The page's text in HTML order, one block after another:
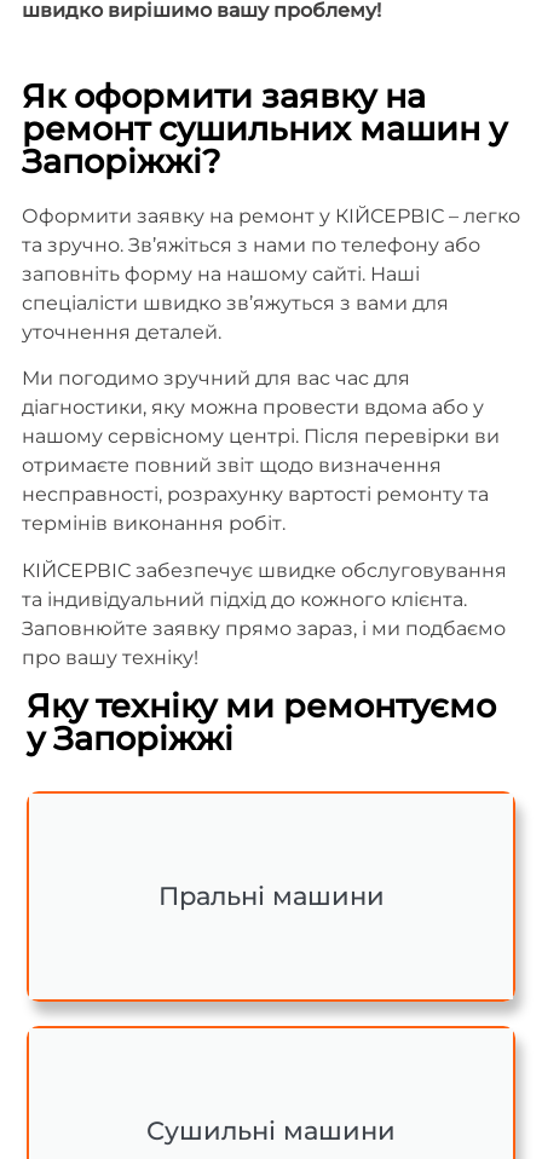
швидко вирішимо вашу проблему!
Як оформити заявку на
ремонт сушильних машин у
Запоріжжі?
Оформити заявку на ремонт у КІЙСЕРВІС – легко
та зручно. Зв’яжіться з нами по телефону або
заповніть форму на нашому сайті. Наші
спеціалісти швидко зв’яжуться з вами для
уточнення деталей.
Ми погодимо зручний для вас час для
діагностики, яку можна провести вдома або у
нашому сервісному центрі. Після перевірки ви
отримаєте повний звіт щодо визначення
несправності, розрахунку вартості ремонту та
термінів виконання робіт.
КІЙСЕРВІС забезпечує швидке обслуговування
та індивідуальний підхід до кожного клієнта.
Заповнюйте заявку прямо зараз, і ми подбаємо
про вашу техніку!
Яку техніку ми ремонтуємо
у Запоріжжі
Пральні машини
Сушильні машини